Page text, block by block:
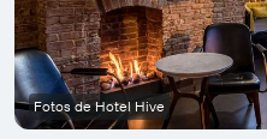
Fotos de Hotel Hive